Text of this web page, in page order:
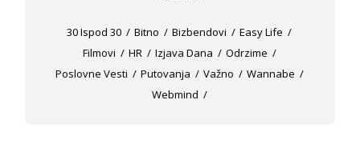
30 Ispod 30 Bitno Bizbendovi
Easy Life
Filmovi
HR Izjava Dana
Odrzime
Poslovne Vesti
Putovanja Važno
Wannabe
Webmind